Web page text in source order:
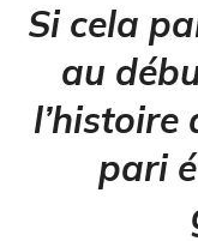
Si cela
au
l’histoire
pari